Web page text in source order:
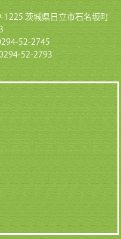
1225 茨城県日立市石名坂町
52-2745
52-2793